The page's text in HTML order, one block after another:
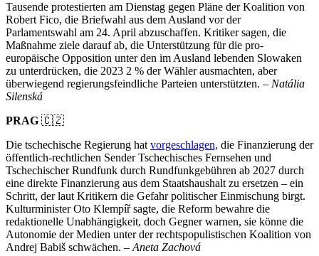
Tausende protestierten am Dienstag gegen Pläne der Koalition von
Robert Fico, die Briefwahl aus dem Ausland vor der
Parlamentswahl am 24. April abzuschaffen. Kritiker sagen, die
Maßnahme ziele darauf ab, die Unterstützung für die pro-
europäische Opposition unter den im Ausland lebenden Slowaken
zu unterdrücken, die 2023 2 % der Wähler ausmachten, aber
überwiegend regierungsfeindliche Parteien unterstützten. – Natália
Silenská
PRAG 🇨🇿
Die tschechische Regierung hat vorgeschlagen, die Finanzierung der
öffentlich-rechtlichen Sender Tschechisches Fernsehen und
Tschechischer Rundfunk durch Rundfunkgebühren ab 2027 durch
eine direkte Finanzierung aus dem Staatshaushalt zu ersetzen – ein
Schritt, der laut Kritikern die Gefahr politischer Einmischung birgt.
Kulturminister Oto Klempíř sagte, die Reform bewahre die
redaktionelle Unabhängigkeit, doch Gegner warnen, sie könne die
Autonomie der Medien unter der rechtspopulistischen Koalition von
Andrej Babiš schwächen. – Aneta Zachová